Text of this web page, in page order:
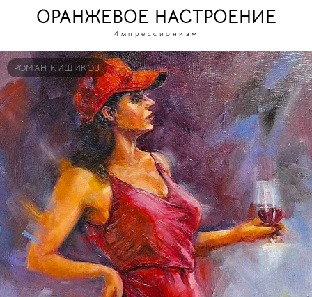
ОРАНЖЕВОЕ НАСТРОЕНИЕ
Импрессионизм
РОМАН КИШИКОВ